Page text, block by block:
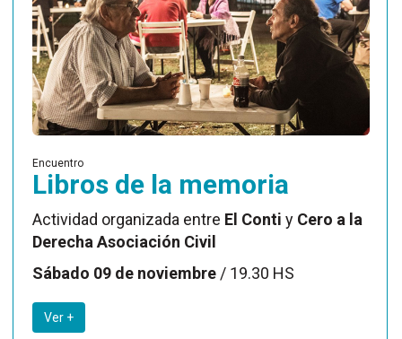
Encuentro
Libros de la memoria
Actividad organizada entre El Conti y Cero a la
Derecha Asociación Civil
Sábado 09 de noviembre / 19.30 HS
Ver +